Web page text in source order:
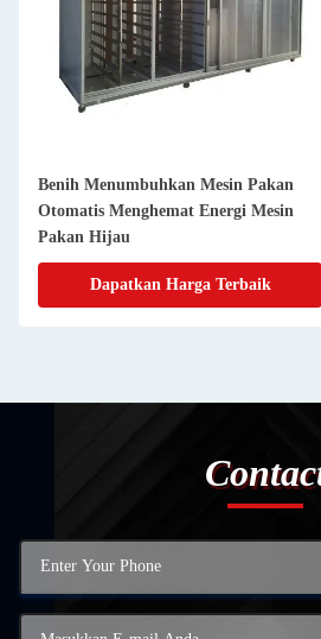
Benih Menumbuhkan Mesin Pakan
Otomatis Menghemat Energi Mesin
Pakan Hijau
Dapatkan Harga Terbaik